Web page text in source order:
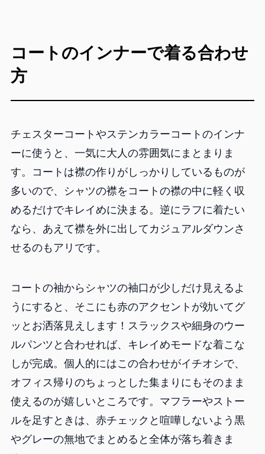
コートのインナーで着る合わせ
方
チェスターコートやステンカラーコートのインナ
ーに使うと、一気に大人の雰囲気にまとまりま
す。コートは襟の作りがしっかりしているものが
多いので、シャツの襟をコートの襟の中に軽く収
めるだけでキレイめに決まる。逆にラフに着たい
なら、あえて襟を外に出してカジュアルダウンさ
せるのもアリです。
コートの袖からシャツの袖口が少しだけ見えるよ
うにすると、そこにも赤のアクセントが効いてグ
ッとお洒落見えします！スラックスや細身のウー
ルパンツと合わせれば、キレイめモードな着こな
しが完成。個人的にはこの合わせがイチオシで、
オフィス帰りのちょっとした集まりにもそのまま
使えるのが嬉しいところです。マフラーやストー
ルを足すときは、赤チェックと喧嘩しないよう黒
やグレーの無地でまとめると全体が落ち着きま